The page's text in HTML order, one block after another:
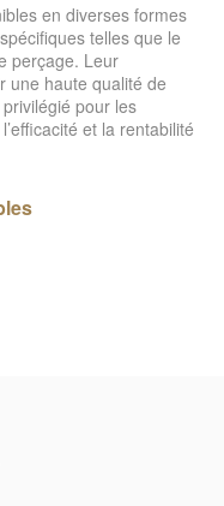
en diverses formes
telles que le
perçage. Leur
une haute qualité de
pour les
et la rentabilité